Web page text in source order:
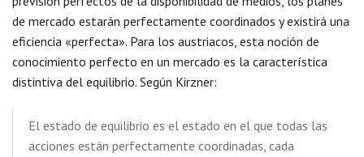
de mercado estarán perfectamente coordinados y existirá una
eficiencia «perfecta». Para los austriacos, esta noción de
conocimiento perfecto en un mercado es la característica
distintiva del equilibrio. Según Kirzner:
El estado de equilibrio es el estado en el que todas las
acciones están perfectamente coordinadas, cada